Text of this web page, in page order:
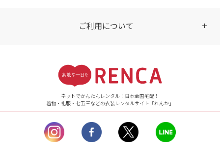
ご利用について
【ご注文（インターネット）】
24時間年中無休
【お問い合わせ窓口（メー
土曜日、日曜日、臨
時休業日を除く。
ネットでかんたんレンタル！日本全国宅配！
着物・礼服・七五三などの衣装レンタルサイト「れんか」